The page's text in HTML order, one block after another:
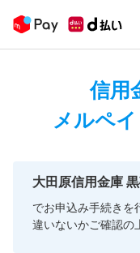
信用
メルペ
大田原信用金庫
でお申込み手続きを
違いないかご確認の